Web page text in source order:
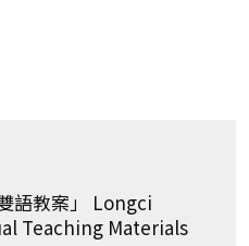
語教案」 Longci
Teaching Materials